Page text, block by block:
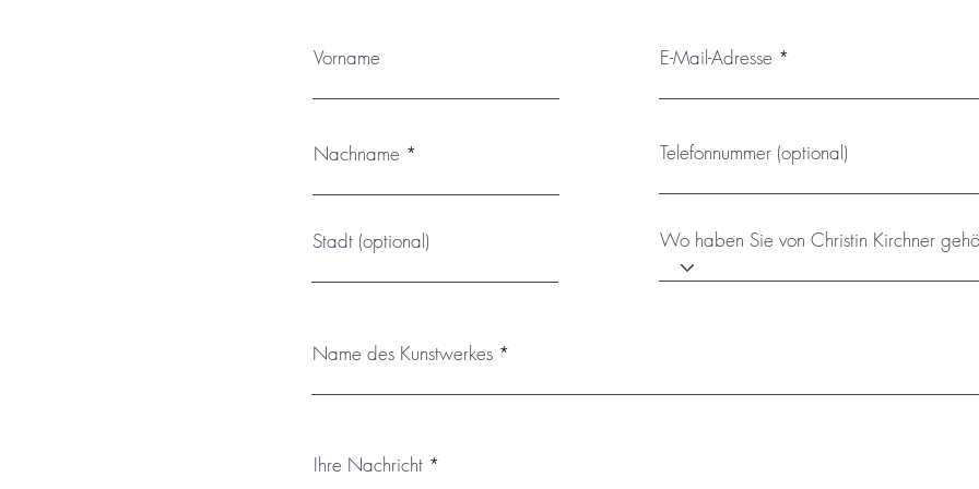
Vorname
Nachname
Stadt (optional)
E-Mail-Adresse
Telefonnummer (optional)
Wo haben Sie von Christin Kirchner
Name des Kunstwerkes
Ihre Nachricht